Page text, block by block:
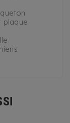
plaque